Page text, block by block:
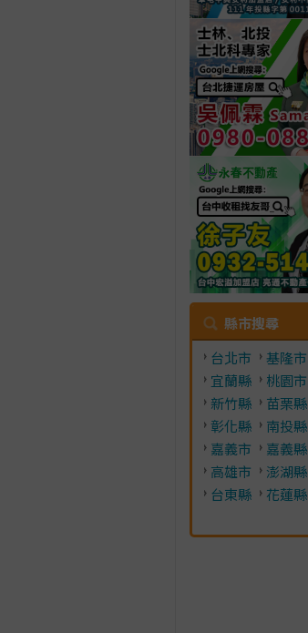
縣市搜尋
台北市 基隆市
宜蘭縣
桃園市
新竹縣
苗栗縣
彰化縣
南投縣
嘉義市
嘉義縣
高雄市
澎湖縣
台東縣
花蓮縣